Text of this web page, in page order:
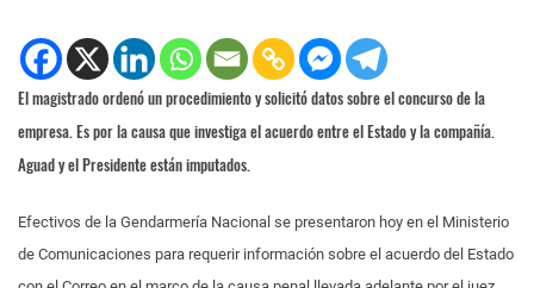
El magistrado ordenó un procedimiento y solicitó datos sobre el concurso de la
empresa. Es por la causa que investiga el acuerdo entre el Estado y la compañía.
Aguad y el Presidente están imputados.
Efectivos de la Gendarmería Nacional se presentaron hoy en el Ministerio
de Comunicaciones para requerir información sobre el acuerdo del Estado